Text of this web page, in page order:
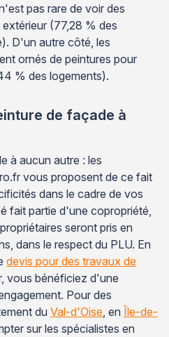
pas rare de voir des
(77,28 % des
D'un autre côté, les
ornés de peintures pour
% des logements).
de façade à
à aucun autre : les
vous proposent de ce fait
dans le cadre de vos
fait partie d'une copropriété,
seront pris en
dans le respect du PLU. En
devis pour des travaux de
vous bénéficiez d'une
Pour des
du Val-d'Oise , en Île-de-
sur les spécialistes en